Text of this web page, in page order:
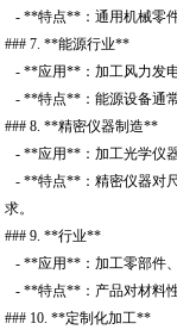
- **特点**：通用机械零
### 7. **能源行业**
- **应用**：加工风力发
- **特点**：能源设备通
### 8. **精密仪器制造**
- **应用**：加工光学仪
- **特点**：精密仪器对
求。
### 9. **行业**
- **应用**：加工零部件
- **特点**：产品对材料
### 10. **定制化加工**